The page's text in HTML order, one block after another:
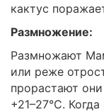
кактус
Размножение:
Размножают
или реже
прорастают
+21–27°C.